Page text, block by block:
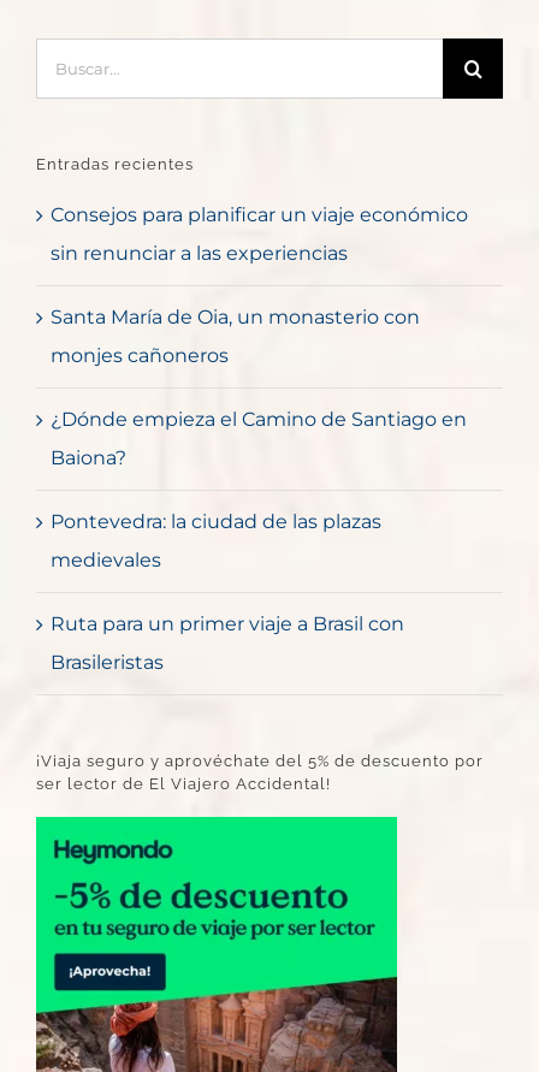
Entradas recientes
Consejos para planificar un viaje económico
sin renunciar a las experiencias
Santa María de Oia, un monasterio con
monjes cañoneros
¿Dónde empieza el Camino de Santiago en
Baiona?
Pontevedra: la ciudad de las plazas
medievales
Ruta para un primer viaje a Brasil con
Brasileristas
¡Viaja seguro y aprovéchate del 5% de descuento por
ser lector de El Viajero Accidental!